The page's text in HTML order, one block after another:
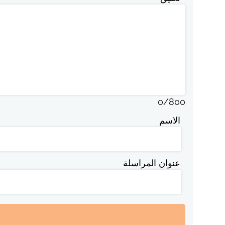
0/800
الاسم
عنوان المراسلة